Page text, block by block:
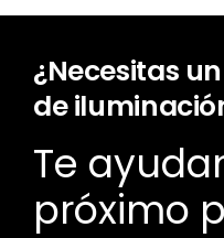
¿Necesitas
de
Te
próximo